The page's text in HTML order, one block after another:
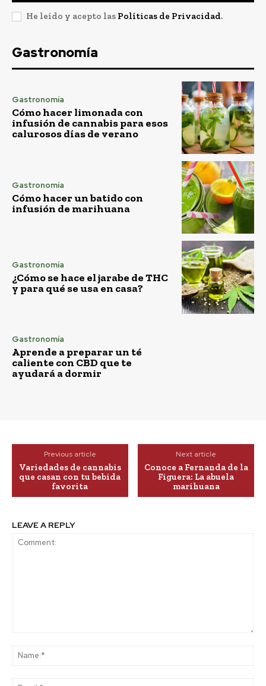
He leído y acepto las Políticas de Privacidad.
Gastronomía
Gastronomía
Cómo hacer limonada con
infusión de cannabis para esos
calurosos días de verano
Gastronomía
Cómo hacer un batido con
infusión de marihuana
Gastronomía
¿Cómo se hace el jarabe de THC
y para qué se usa en casa?
Gastronomía
Aprende a preparar un té
caliente con CBD que te
ayudará a dormir
Previous article
Variedades de cannabis
que casan con tu bebida
favorita
Next article
Conoce a Fernanda de la
Figuera: La abuela
marihuana
LEAVE A REPLY